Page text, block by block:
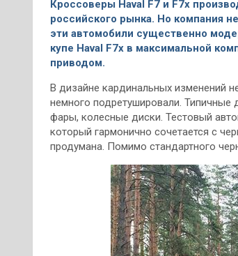
Кроссоверы Haval F7 и F7x
российского рынка. Но компания
эти автомобили существенно
купе Haval F7x в максимальной
приводом.
В дизайне кардинальных изменений
немного подретушировали. Типичные
фары, колесные диски. Тестовый
который гармонично сочетается с
продумана. Помимо стандартного